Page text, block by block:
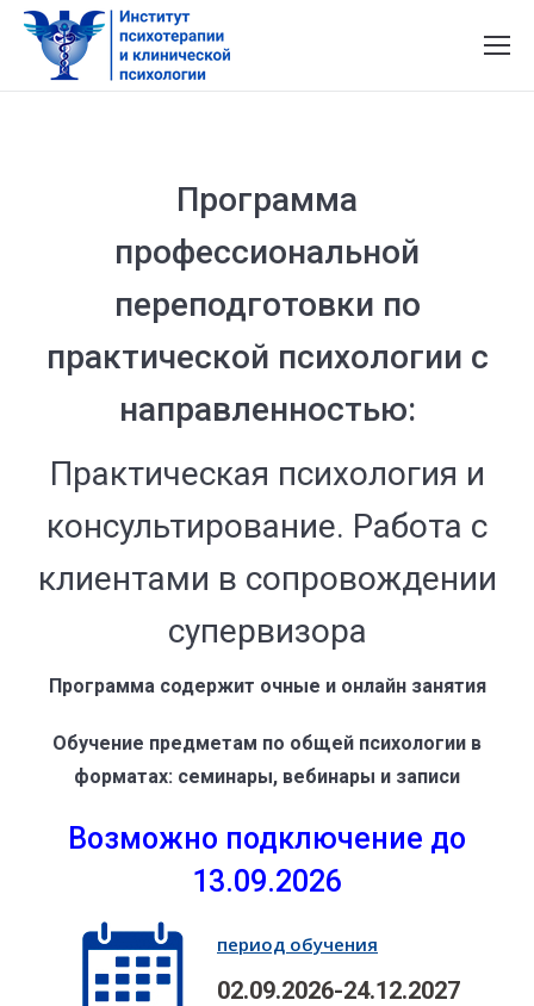
Программа
профессиональной
переподготовки по
практической психологии с
направленностью:
Практическая психология и
консультирование. Работа с
клиентами в сопровождении
супервизора
Программа содержит очные и онлайн занятия
Обучение предметам по общей психологии в
форматах: семинары, вебинары и записи
Возможно подключение до
13.09.2026
период обучения
02.09.2026-24.12.2027